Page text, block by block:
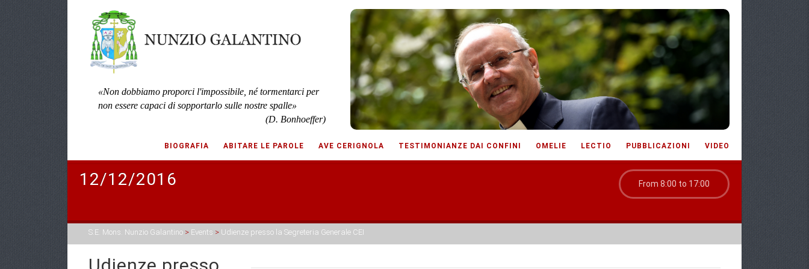
«Non dobbiamo proporci l'impossibile, né tormentarci per
non essere capaci di sopportarlo sulle nostre spalle»
(D. Bonhoeffer)
BIOGRAFIA ABITARE LE PAROLE AVE CERIGNOLA TESTIMONIANZE DAI CONFINI OMELIE LECTIO PUBBLICAZIONI VIDEO
12/12/2016 From 8:00 to 17:00
S.E. Mons. Nunzio Galantino > Events > Udienze presso la Segreteria Generale CEI